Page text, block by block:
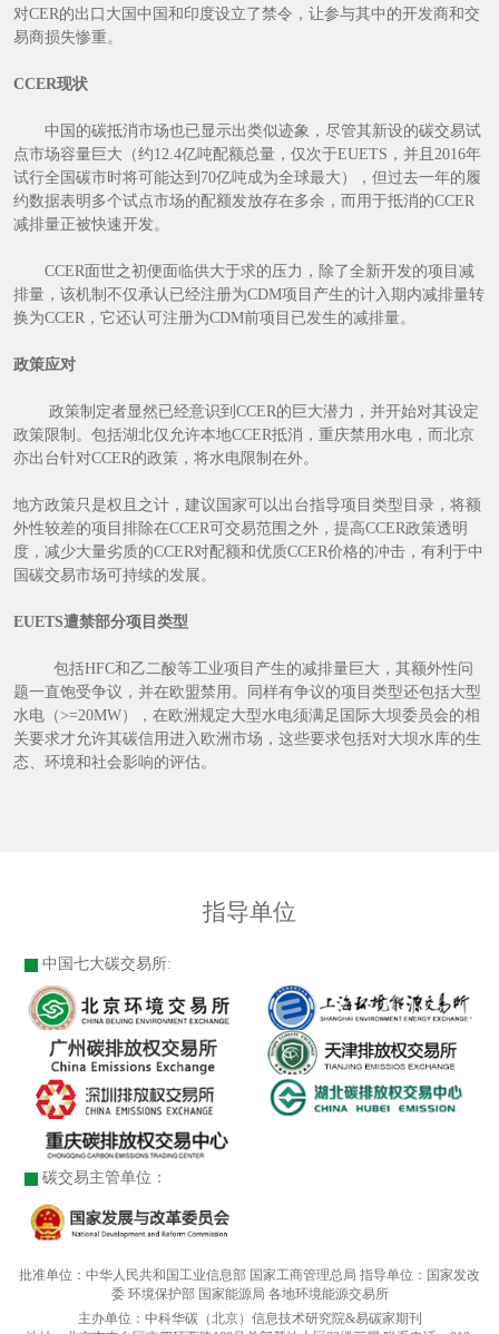
对CER的出口大国中国和印度设立了禁令，让参与其中的开发商和交
易商损失惨重。
CCER现状
中国的碳抵消市场也已显示出类似迹象，尽管其新设的碳交易试
点市场容量巨大（约12.4亿吨配额总量，仅次于EUETS，并且2016年
试行全国碳市时将可能达到70亿吨成为全球最大），但过去一年的履
约数据表明多个试点市场的配额发放存在多余，而用于抵消的CCER
减排量正被快速开发。
CCER面世之初便面临供大于求的压力，除了全新开发的项目减
排量，该机制不仅承认已经注册为CDM项目产生的计入期内减排量转
换为CCER，它还认可注册为CDM前项目已发生的减排量。
政策应对
政策制定者显然已经意识到CCER的巨大潜力，并开始对其设定
政策限制。包括湖北仅允许本地CCER抵消，重庆禁用水电，而北京
亦出台针对CCER的政策，将水电限制在外。
地方政策只是权且之计，建议国家可以出台指导项目类型目录，将额
外性较差的项目排除在CCER可交易范围之外，提高CCER政策透明
度，减少大量劣质的CCER对配额和优质CCER价格的冲击，有利于中
国碳交易市场可持续的发展。
EUETS遭禁部分项目类型
包括HFC和乙二酸等工业项目产生的减排量巨大，其额外性问
题一直饱受争议，并在欧盟禁用。同样有争议的项目类型还包括大型
水电（>=20MW），在欧洲规定大型水电须满足国际大坝委员会的相
关要求才允许其碳信用进入欧洲市场，这些要求包括对大坝水库的生
态、环境和社会影响的评估。
指导单位
中国七大碳交易所:
碳交易主管单位：
批准单位：中华人民共和国工业信息部 国家工商管理总局 指导单位：国家发改
委 环境保护部 国家能源局 各地环境能源交易所
主办单位：中科华碳（北京）信息技术研究院&易碳家期刊